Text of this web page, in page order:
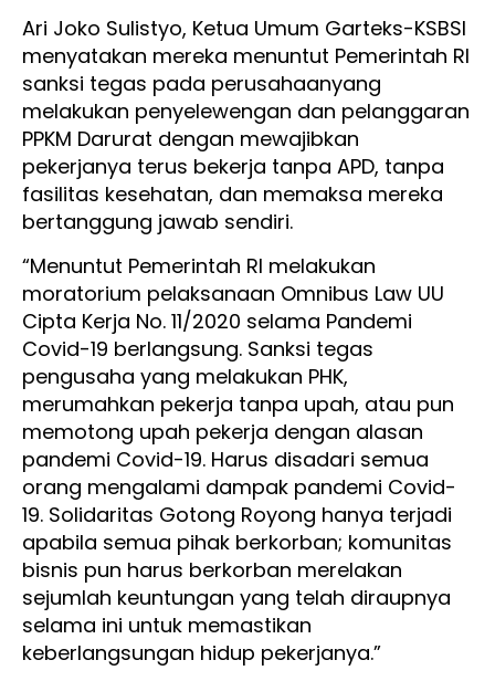
Ari Joko Sulistyo, Ketua Umum Garteks-KSBSI
menyatakan mereka menuntut Pemerintah RI
sanksi tegas pada perusahaanyang
melakukan penyelewengan dan pelanggaran
PPKM Darurat dengan mewajibkan
pekerjanya terus bekerja tanpa APD, tanpa
fasilitas kesehatan, dan memaksa mereka
bertanggung jawab sendiri.
“Menuntut Pemerintah RI melakukan
moratorium pelaksanaan Omnibus Law UU
Cipta Kerja No. 11/2020 selama Pandemi
Covid-19 berlangsung. Sanksi tegas
pengusaha yang melakukan PHK,
merumahkan pekerja tanpa upah, atau pun
memotong upah pekerja dengan alasan
pandemi Covid-19. Harus disadari semua
orang mengalami dampak pandemi Covid-
19. Solidaritas Gotong Royong hanya terjadi
apabila semua pihak berkorban; komunitas
bisnis pun harus berkorban merelakan
sejumlah keuntungan yang telah diraupnya
selama ini untuk memastikan
keberlangsungan hidup pekerjanya.”